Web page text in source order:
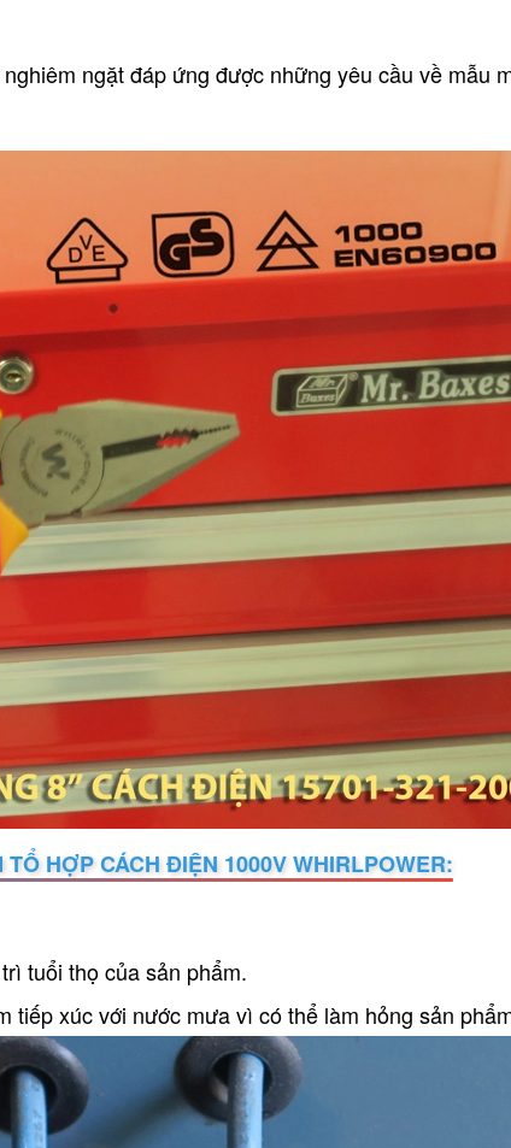
ngặt đáp ứng được những yêu cầu về mẫu
HỢP CÁCH ĐIỆN 1000V WHIRLPOWER:
tuổi thọ của sản phẩm.
tiếp xúc với nước mưa vì có thể làm hỏng sản